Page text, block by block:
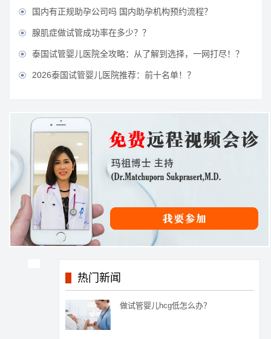
 国内有正规助孕公司吗 国内助孕机构预约流程？
 腺肌症做试管成功率在多少？？
 泰国试管婴儿医院全攻略：从了解到选择，一网打尽！？
 2026泰国试管婴儿医院推荐：前十名单！？
热门新闻
做试管婴儿hcg低怎么办？